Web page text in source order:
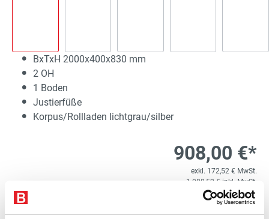
BxTxH 2000x400x830 mm
2 OH
1 Boden
Justierfüße
Korpus/Rollladen lichtgrau/silber
908,00 €*
exkl. 172,52 € MwSt.
1.080,52 € inkl. MwSt.
Lieferzeit 3 Werktage
Kostenloser Versand